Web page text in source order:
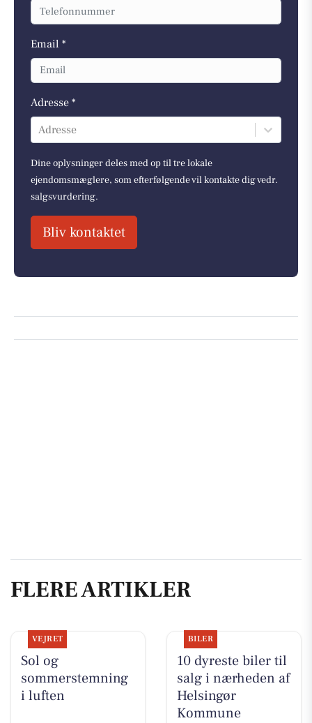
Email *
Adresse *
Adresse
Dine oplysninger deles med op til tre lokale
ejendomsmæglere, som efterfølgende vil kontakte dig vedr.
salgsvurdering.
Bliv kontaktet
FLERE ARTIKLER
VEJRET
Sol og
sommerstemning
i luften
BILER
10 dyreste biler til
salg i nærheden af
Helsingør
Kommune